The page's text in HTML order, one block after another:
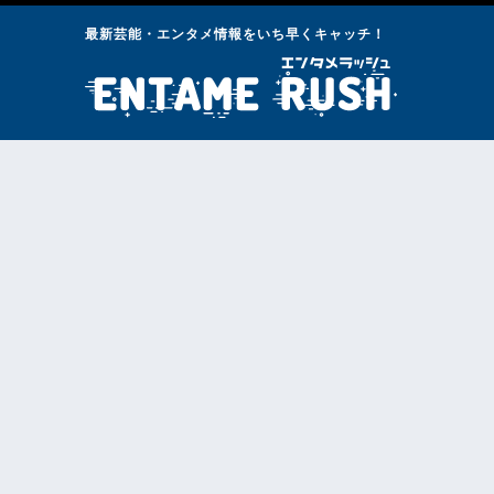
最新芸能・エンタメ情報をいち早くキャッチ！